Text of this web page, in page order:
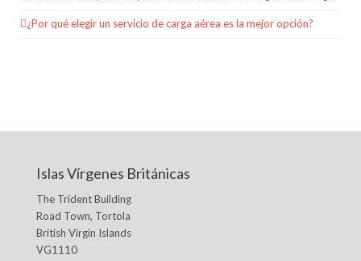
¿Por qué elegir un servicio de carga aérea es la mejor opción?
Islas Vírgenes Británicas
The Trident Building
Road Town, Tortola
British Virgin Islands
VG1110